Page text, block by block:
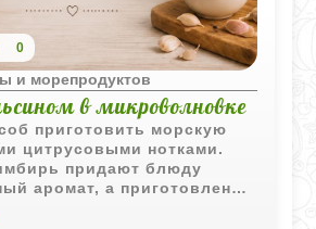
0
и морепродуктов
в микроволновке
приготовить морскую
цитрусовыми нотками.
придают блюду
аромат, а приготовление
несколько минут.